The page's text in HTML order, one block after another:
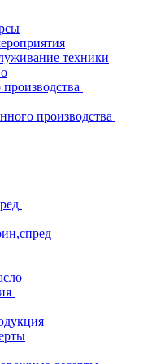
техники
производства